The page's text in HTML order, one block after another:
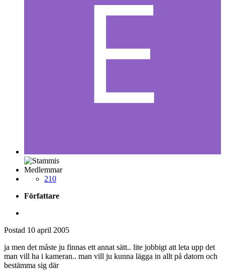
Medlemmar
210
Författare
Postad 10 april 2005
ja men det måste ju finnas ett annat sätt.. lite jobbigt att leta upp det
man vill ha i kameran.. man vill ju kunna lägga in allt på datorn och
bestämma sig där